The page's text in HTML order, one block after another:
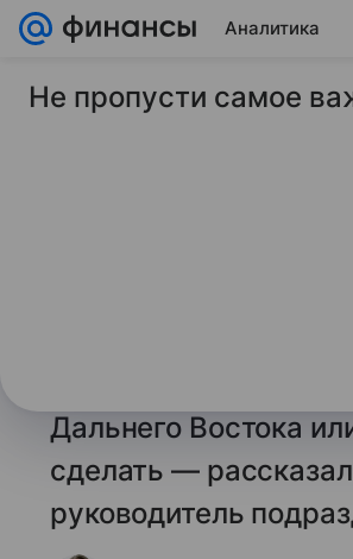
Аналитика
1 января 2025 Финансы Mail
Дальнего Востока
сделать —
руководитель
Не пропусти самое